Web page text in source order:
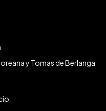
y Tomas de Berlanga